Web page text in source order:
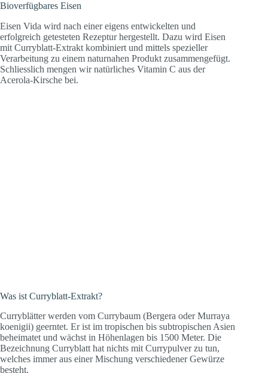
Bioverfügbares Eisen
Eisen Vida wird nach einer eigens entwickelten und
erfolgreich getesteten Rezeptur hergestellt. Dazu wird Eisen
mit Curryblatt-Extrakt kombiniert und mittels spezieller
Verarbeitung zu einem naturnahen Produkt zusammengefügt.
Schliesslich mengen wir natürliches Vitamin C aus der
Acerola-Kirsche bei.
Was ist Curryblatt-Extrakt?
Curryblätter werden vom Currybaum (Bergera oder Murraya
koenigii) geerntet. Er ist im tropischen bis subtropischen Asien
beheimatet und wächst in Höhenlagen bis 1500 Meter. Die
Bezeichnung Curryblatt hat nichts mit Currypulver zu tun,
welches immer aus einer Mischung verschiedener Gewürze
besteht.